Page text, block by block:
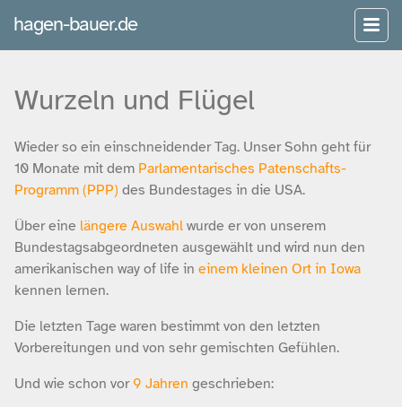
hagen-bauer.de
Wurzeln und Flügel
Wieder so ein einschneidender Tag. Unser Sohn geht für
10 Monate mit dem Parlamentarisches Patenschafts-
Programm (PPP) des Bundestages in die USA.
Über eine längere Auswahl wurde er von unserem
Bundestagsabgeordneten ausgewählt und wird nun den
amerikanischen way of life in einem kleinen Ort in Iowa
kennen lernen.
Die letzten Tage waren bestimmt von den letzten
Vorbereitungen und von sehr gemischten Gefühlen.
Und wie schon vor 9 Jahren geschrieben: